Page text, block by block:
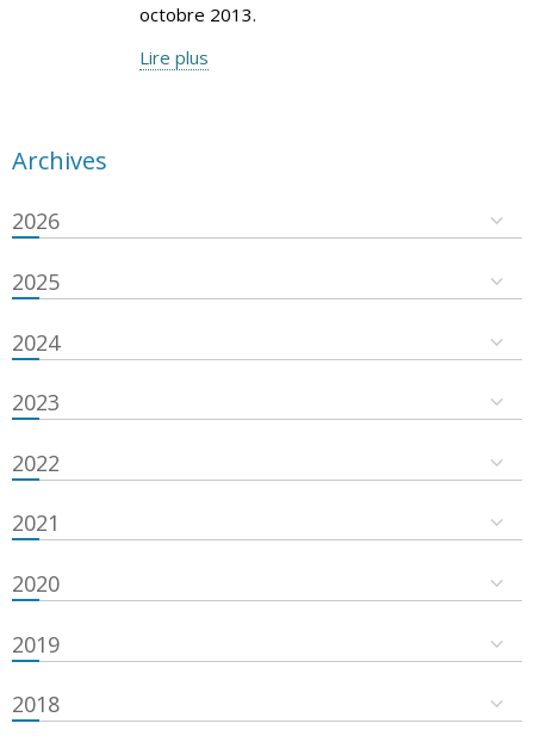
octobre 2013.
Lire plus
Archives
2026
2025
2024
2023
2022
2021
2020
2019
2018